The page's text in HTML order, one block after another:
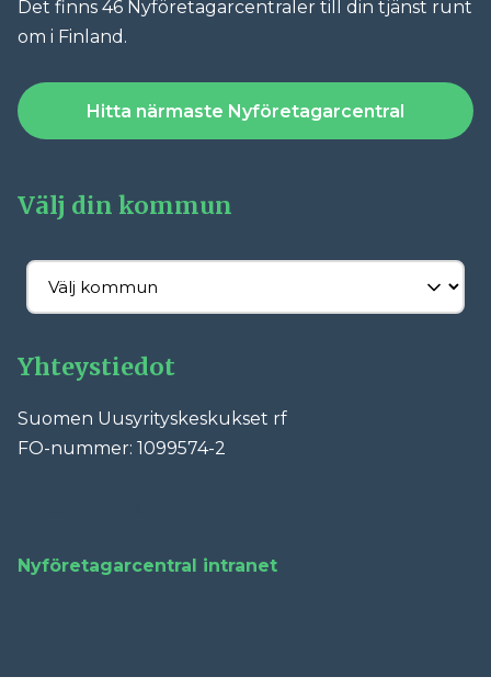
Det finns 46 Nyföretagarcentraler till din tjänst runt
om i Finland.
Hitta närmaste Nyföretagarcentral
Välj din kommun
Yhteystiedot
Suomen Uusyrityskeskukset rf
FO-nummer: 1099574-2
Nyföretagarcentral intranet